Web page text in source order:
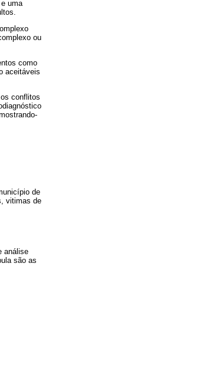
uma
ou
como
aceitáveis
conflitos
de
vitimas de
análise
são as